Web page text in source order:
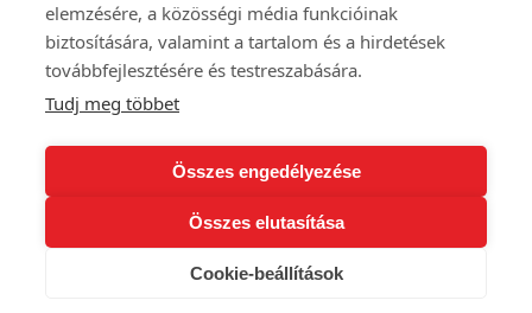
elemzésére, a közösségi média funkcióinak
biztosítására, valamint a tartalom és a hirdetések
továbbfejlesztésére és testreszabására.
Tudj meg többet
Összes engedélyezése
Összes elutasítása
Cookie-beállítások
Szaletly Vendéglő és Kert
1146 Budapest, Stefánia út 93.
Nyitvatartás:
Minden nap: 12:00-23:00